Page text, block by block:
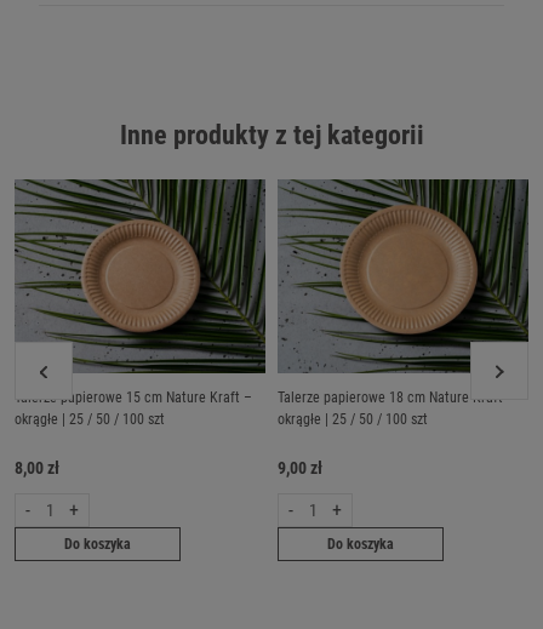
Inne produkty z tej kategorii
Talerze papierowe 15 cm Nature Kraft –
okrągłe | 25 / 50 / 100 szt
8,00 zł
- +
Do koszyka
Talerze papierowe 18 cm Nature Kraft –
okrągłe | 25 / 50 / 100 szt
9,00 zł
- +
Do koszyka